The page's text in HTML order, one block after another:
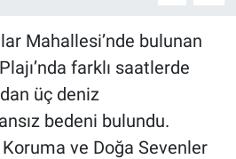
Mahallesi’nde bulunan
farklı saatlerde
üç deniz
bedeni bulundu.
ve Doğa Sevenler